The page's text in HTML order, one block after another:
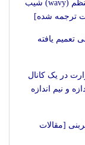
همرفت طبیعی گرما از یک صفحه ی نامنظم (wavy) شیب
ترجمه شده]
تعمیم یافته
در یک کانال
و نیم اندازه
[مقالات